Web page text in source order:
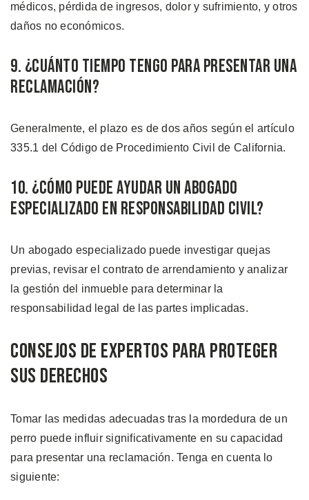
médicos, pérdida de ingresos, dolor y sufrimiento, y otros
daños no económicos.
9. ¿Cuánto Tiempo Tengo Para Presentar una
Reclamación?
Generalmente, el plazo es de dos años según el artículo
335.1 del Código de Procedimiento Civil de California.
10. ¿Cómo Puede Ayudar un Abogado
Especializado en Responsabilidad Civil?
Un abogado especializado puede investigar quejas
previas, revisar el contrato de arrendamiento y analizar
la gestión del inmueble para determinar la
responsabilidad legal de las partes implicadas.
Consejos de Expertos Para Proteger
sus Derechos
Tomar las medidas adecuadas tras la mordedura de un
perro puede influir significativamente en su capacidad
para presentar una reclamación. Tenga en cuenta lo
siguiente: